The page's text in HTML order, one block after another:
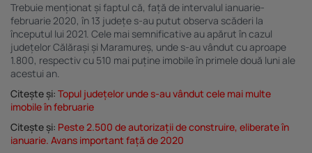
Trebuie menționat și faptul că, față de intervalul ianuarie-
februarie 2020, în 13 județe s-au putut observa scăderi la
începutul lui 2021. Cele mai semnificative au apărut în cazul
județelor Călărași și Maramureș, unde s-au vândut cu aproape
1.800, respectiv cu 510 mai puține imobile în primele două luni ale
acestui an.
Citește și: Topul județelor unde s-au vândut cele mai multe
imobile în februarie
Citește și: Peste 2.500 de autorizații de construire, eliberate în
ianuarie. Avans important față de 2020